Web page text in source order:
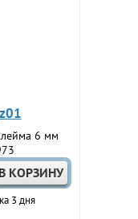
6 мм
3 дня